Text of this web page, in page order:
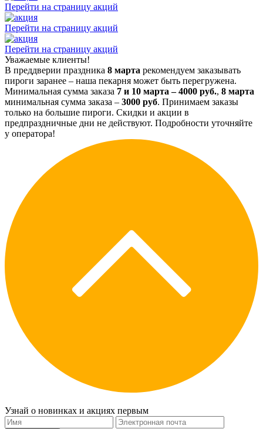
Перейти на страницу акций
Перейти на страницу акций
Перейти на страницу акций
Уважаемые клиенты!
В преддверии праздника 8 марта рекомендуем заказывать
пироги заранее – наша пекарня может быть перегружена.
Минимальная сумма заказа 7 и 10 марта – 4000 руб., 8 марта
минимальная сумма заказа – 3000 руб. Принимаем заказы
только на большие пироги. Скидки и акции в
предпраздничные дни не действуют. Подробности уточняйте
у оператора!
Узнай о новинках и акциях первым